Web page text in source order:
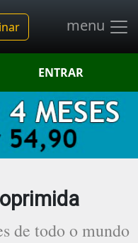
menu
ENTRAR
de todo o mundo